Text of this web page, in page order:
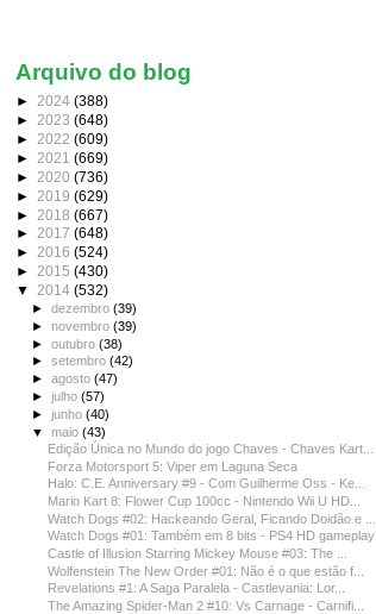
Arquivo do blog
► 2024 (388)
► 2023 (648)
► 2022 (609)
► 2021 (669)
► 2020 (736)
► 2019 (629)
► 2018 (667)
► 2017 (648)
► 2016 (524)
► 2015 (430)
▼ 2014 (532)
►dezembro(39)
►novembro(39)
►outubro(38)
►setembro(42)
►agosto(47)
►julho(57)
►junho(40)
▼maio(43)
Edição Única no Mundo do jogo Chaves - Chaves Kart...
Forza Motorsport 5: Viper em Laguna Seca
Halo: C.E. Anniversary #9 - Com Guilherme Oss - Ke...
Mario Kart 8: Flower Cup 100cc - Nintendo Wii U HD...
Watch Dogs #02: Hackeando Geral, Ficando Doidão e ...
Watch Dogs #01: Também em 8 bits - PS4 HD gameplay
Castle of Illusion Starring Mickey Mouse #03: The ...
Wolfenstein The New Order #01: Não é o que estão f...
Revelations #1: A Saga Paralela - Castlevania: Lor...
The Amazing Spider-Man 2 #10: Vs Carnage - Carnifi...